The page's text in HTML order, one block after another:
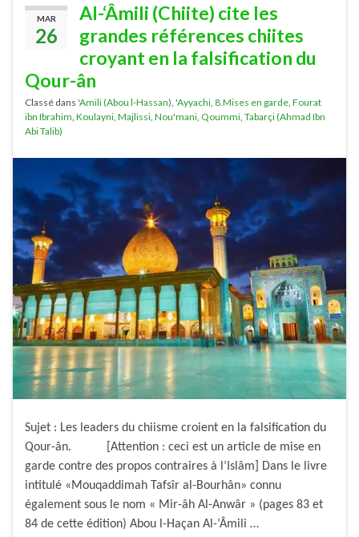
MAR
26
Al-‘Âmili (Chiite) cite les
grandes références chiites
croyant en la falsification du
Qour-ân
Classé dans 'Amili (Abou l-Hassan) 'Ayyachi 8.Mises en garde Fourat
ibn Ibrahim Koulayni Majlissi Nou'mani Qoummi Tabarçi (Ahmad Ibn
Abi Talib)
Sujet : Les leaders du chiisme croient en la falsification du
Qour-ân. [Attention : ceci est un article de mise en
garde contre des propos contraires à l’Islâm] Dans le livre
intitulé «Mouqaddimah Tafsîr al-Bourhân» connu
également sous le nom « Mir-âh Al-Anwâr » (pages 83 et
84 de cette édition) Abou l-Haçan Al-‘Âmili …